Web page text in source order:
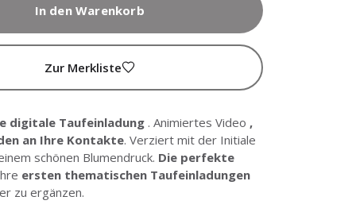
In den Warenkorb
Zur Merkliste
digitale Taufeinladung . Animiertes Video ,
an Ihre Kontakte. Verziert mit der Initiale
schönen Blumendruck. Die perfekte
ersten thematischen Taufeinladungen
zu ergänzen.